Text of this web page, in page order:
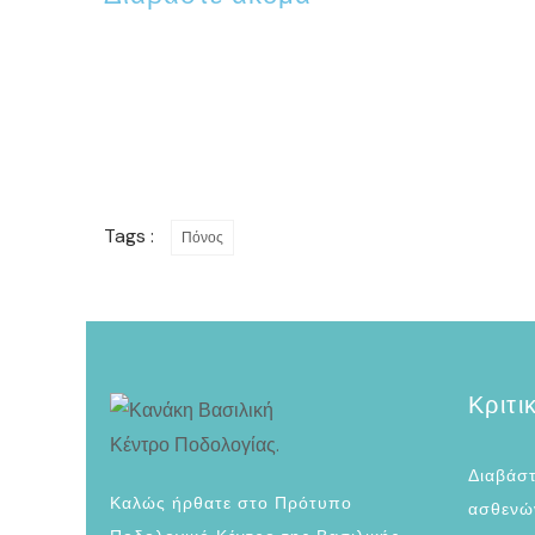
Tags : Πόνος
Καλώς ήρθατε στο Πρότυπο